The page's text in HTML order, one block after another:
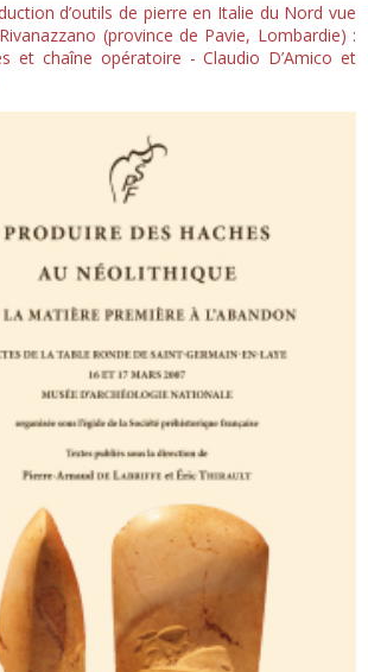
d’outils de pierre en Italie du Nord vue
(province de Pavie, Lombardie) :
et chaîne opératoire - Claudio D’Amico et